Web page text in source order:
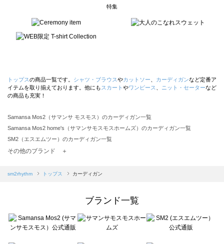
特集
トップスの商品一覧です。 シャツ・ブラウスやカットソー カーディガンなど定番ア
イテムを取り揃えております。他にも スカート やワンピース ニット・セーターなど
の商品も充実！
Samansa Mos2（サマンサ モスモス）のカーディガン一覧
Samansa Mos2 home's（サマンサモスモスホームズ）のカーディガン一覧
SM2（エスエムツー）のカーディガン一覧
TSUHARU by Samansa Mos2（ツハルバイサマンサモスモス）のカーディガン一覧
Samansa Mos2 blue（サマンサモスモス ブルー）のカーディガン一覧
sō4ū（ソウフォーユー）のカーディガン一覧
Te chichi（テチチ）のカーディガン一覧
Te chichi CLASSIC（テチチ クラシック）のカーディガン一覧
その他のブランド ＋
sm2rhythm トップス カーディガン
ブランド一覧